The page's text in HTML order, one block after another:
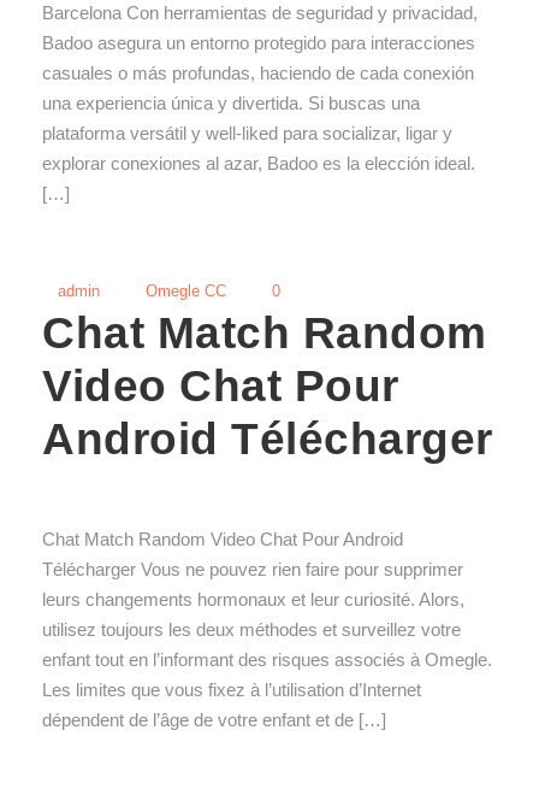
Barcelona Con herramientas de seguridad y privacidad,
Badoo asegura un entorno protegido para interacciones
casuales o más profundas, haciendo de cada conexión
una experiencia única y divertida. Si buscas una
plataforma versátil y well-liked para socializar, ligar y
explorar conexiones al azar, Badoo es la elección ideal.
[…]
admin Omegle CC 0
Chat Match Random
Video Chat Pour
Android Télécharger
Chat Match Random Video Chat Pour Android
Télécharger Vous ne pouvez rien faire pour supprimer
leurs changements hormonaux et leur curiosité. Alors,
utilisez toujours les deux méthodes et surveillez votre
enfant tout en l’informant des risques associés à Omegle.
Les limites que vous fixez à l’utilisation d’Internet
dépendent de l’âge de votre enfant et de […]